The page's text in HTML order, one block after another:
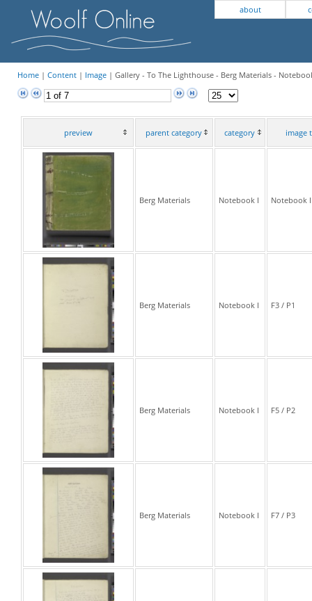
about
Home| Content| Image| Gallery - To The Lighthouse - Berg Materials -
preview parent category category image
Berg Materials Notebook I Notebook
Berg Materials Notebook I F3 / P1
Berg Materials Notebook I F5 / P2
Berg Materials Notebook I F7 / P3